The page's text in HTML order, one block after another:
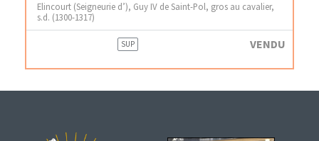
Elincourt (Seigneurie d’), Guy IV de Saint-Pol, gros au cavalier,
s.d. (1300-1317)
SUP VENDU